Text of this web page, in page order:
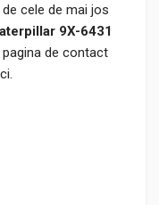
cele de mai jos
9X-6431
de contact